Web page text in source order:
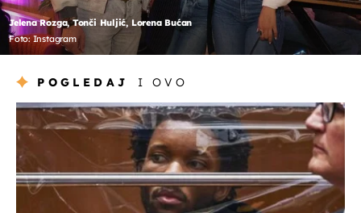
Jelena Rozga, Tonči Huljić, Lorena Bućan
Foto: Instagram
POGLEDAJ I OVO